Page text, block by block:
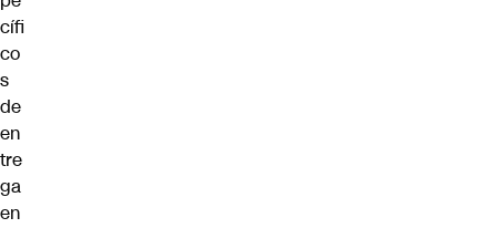
cífi
co
s
de
en
tre
ga
en